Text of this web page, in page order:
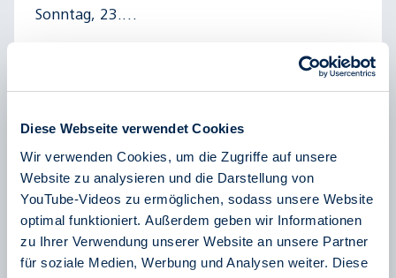
Diese Webseite verwendet Cookies
Wir verwenden Cookies, um die Zugriffe auf unsere
Website zu analysieren und die Darstellung von
YouTube-Videos zu ermöglichen, sodass unsere Website
optimal funktioniert. Außerdem geben wir Informationen
zu Ihrer Verwendung unserer Website an unsere Partner
für soziale Medien, Werbung und Analysen weiter. Diese
Sonntag, 23.…
mehr lesen